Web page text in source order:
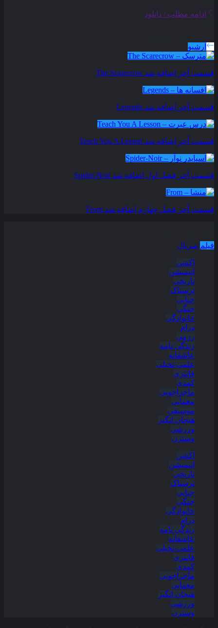
ادامه مطلب / دانلود
آرشیو
قسمت آخر اضافه شد The Scarecrow
قسمت آخر اضافه شد Legends
قسمت آخر اضافه شد Teach You A Lesson
قسمت آخر فصل اول اضافه شد Spider-Noir
قسمت آخر فصل چهارم اضافه شد From
فیلم سریال
اکشن
انیمیشن
تاریخی
ترسناک
جنایی
جنگی
خانوادگی
درام
رزمی
زندگی نامه
عاشقانه
علمی-تخیلی
فانتزی
کمدی
ماجراجویی
معمایی
موسیقی
هیجان انگیز
ورزشی
وسترن
اکشن
انیمیشن
تاریخی
ترسناک
جنایی
جنگی
خانوادگی
درام
زندگی نامه
عاشقانه
علمی-تخیلی
فانتزی
کمدی
ماجراجویی
معمایی
هیجان انگیز
ورزشی
وسترن